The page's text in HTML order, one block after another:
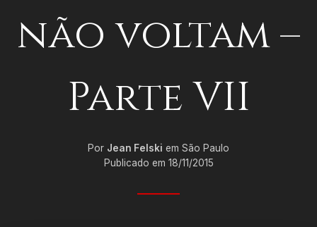
não voltam –
Parte VII
Por Jean Felski em São Paulo
Publicado em 18/11/2015